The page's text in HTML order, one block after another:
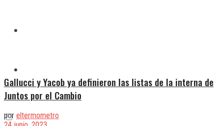
Gallucci y Yacob ya definieron las listas de la interna de
Juntos por el Cambio
por eltermometro